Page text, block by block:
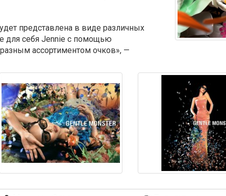
представлена ​​в виде различных
для себя Jennie с помощью
ассортиментом очков», —